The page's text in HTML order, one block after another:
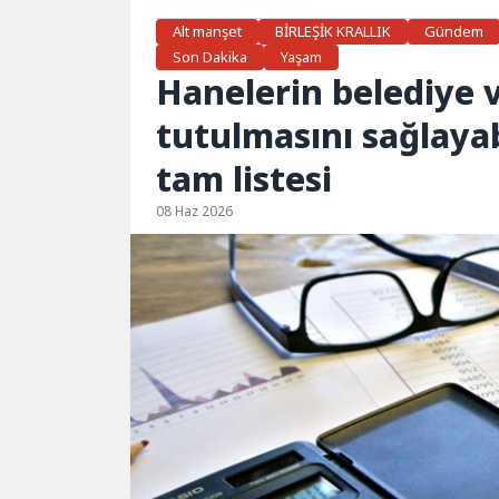
Alt manşet
BİRLEŞİK KRALLIK Gündem
Son Dakika
Yaşam
Hanelerin belediye
tutulmasını
tam listesi
08 Haz 2026